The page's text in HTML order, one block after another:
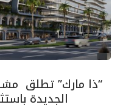
“ذا مارك” تطلق
الجديدة باستثمارات 30